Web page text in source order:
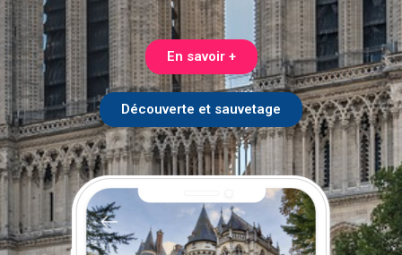
En savoir +
Découverte et sauvetage